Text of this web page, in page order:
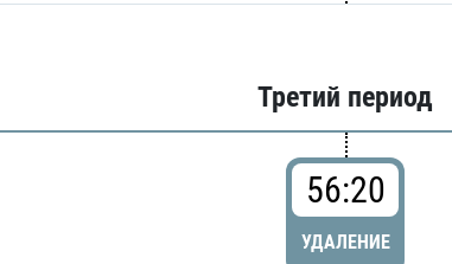
Третий период
56:20
УДАЛЕНИЕ